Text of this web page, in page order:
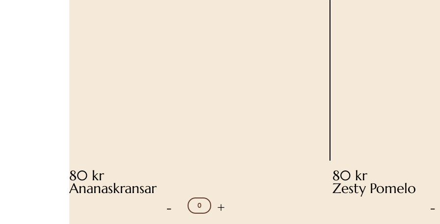
80 kr
Ananaskransar
- +
80 kr
Zesty Pomelo
-